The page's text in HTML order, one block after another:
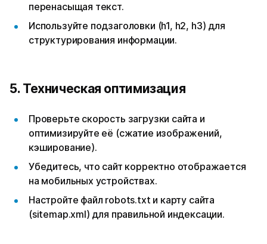
перенасыщая текст.
Используйте подзаголовки (h1, h2, h3) для
структурирования информации.
5. Техническая оптимизация
Проверьте скорость загрузки сайта и
оптимизируйте её (сжатие изображений,
кэширование).
Убедитесь, что сайт корректно отображается
на мобильных устройствах.
Настройте файл robots.txt и карту сайта
(sitemap.xml) для правильной индексации.